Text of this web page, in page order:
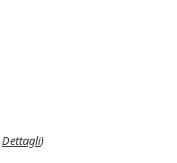
Dettagli)